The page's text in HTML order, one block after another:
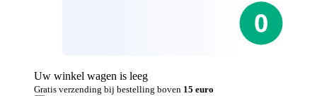
Uw winkel wagen is leeg
Gratis verzending bij bestelling boven 15 euro